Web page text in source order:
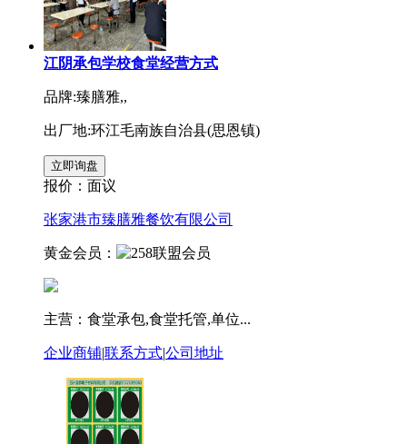
江阴承包学校食堂经营方式
品牌:臻膳雅,,
出厂地:环江毛南族自治县(思恩镇)
报价： 面议
张家港市臻膳雅餐饮有限公司
黄金会员：
主营：食堂承包,食堂托管,单位...
企业商铺|联系方式|公司地址